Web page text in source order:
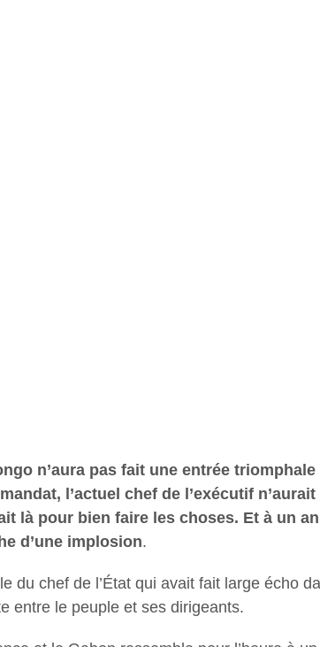
n’aura pas fait une entrée
l’actuel chef de l’exécutif
là pour bien faire les choses. Et à un
d’une implosion.
du chef de l’État qui avait fait large écho
entre le peuple et ses dirigeants.